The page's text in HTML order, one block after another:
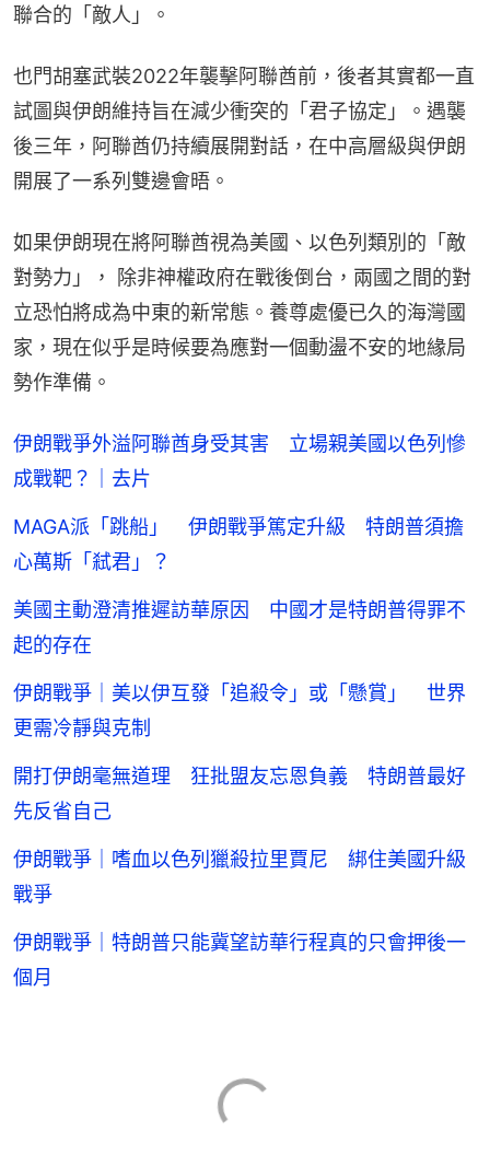
聯合的「敵人」。
也門胡塞武裝2022年襲擊阿聯酋前，後者其實都一直
試圖與伊朗維持旨在減少衝突的「君子協定」。遇襲
後三年，阿聯酋仍持續展開對話，在中高層級與伊朗
開展了一系列雙邊會晤。
如果伊朗現在將阿聯酋視為美國、以色列類別的「敵
對勢力」， 除非神權政府在戰後倒台，兩國之間的對
立恐怕將成為中東的新常態。養尊處優已久的海灣國
家，現在似乎是時候要為應對一個動盪不安的地緣局
勢作準備。
伊朗戰爭外溢阿聯酋身受其害 立場親美國以色列慘
成戰靶？｜去片
MAGA派「跳船」 伊朗戰爭篤定升級 特朗普須擔
心萬斯「弒君」？
美國主動澄清推遲訪華原因 中國才是特朗普得罪不
起的存在
伊朗戰爭｜美以伊互發「追殺令」或「懸賞」 世界
更需冷靜與克制
開打伊朗毫無道理 狂批盟友忘恩負義 特朗普最好
先反省自己
伊朗戰爭｜嗜血以色列獵殺拉里賈尼 綁住美國升級
戰爭
伊朗戰爭｜特朗普只能冀望訪華行程真的只會押後一
個月